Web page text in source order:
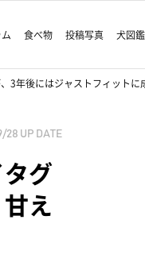
食べ物 投稿写真 犬図鑑
3年後にはジャストフィット
28 UP DATE
グ
え